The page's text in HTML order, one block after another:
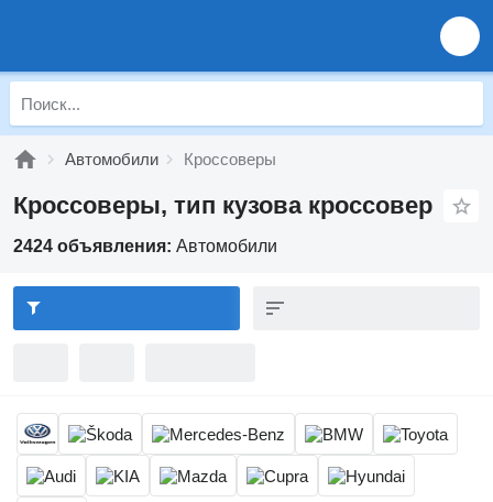
Автомобили Кроссоверы
Кроссоверы, тип кузова кроссовер
2424 объявления: Автомобили